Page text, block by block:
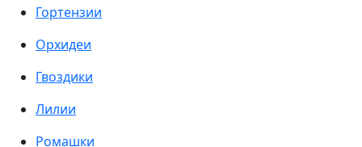
Гортензии
Орхидеи
Гвоздики
Лилии
Ромашки